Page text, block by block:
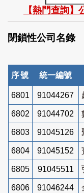
檢
索
【熱門查詢
閉鎖性公司名錄
序號 統一編號
6801 91044267
6802 91044702
6803 91045126
6804 91045152
6805 91045511
6806 91046244